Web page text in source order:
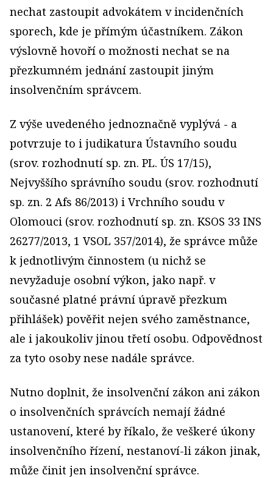
nechat zastoupit advokátem v incidenčních
sporech, kde je přímým účastníkem. Zákon
výslovně hovoří o možnosti nechat se na
přezkumném jednání zastoupit jiným
insolvenčním správcem.
Z výše uvedeného jednoznačně vyplývá - a
potvrzuje to i judikatura Ústavního soudu
(srov. rozhodnutí sp. zn. PL. ÚS 17/15),
Nejvyššího správního soudu (srov. rozhodnutí
sp. zn. 2 Afs 86/2013) i Vrchního soudu v
Olomouci (srov. rozhodnutí sp. zn. KSOS 33 INS
26277/2013, 1 VSOL 357/2014), že správce může
k jednotlivým činnostem (u nichž se
nevyžaduje osobní výkon, jako např. v
současné platné právní úpravě přezkum
přihlášek) pověřit nejen svého zaměstnance,
ale i jakoukoliv jinou třetí osobu. Odpovědnost
za tyto osoby nese nadále správce.
Nutno doplnit, že insolvenční zákon ani zákon
o insolvenčních správcích nemají žádné
ustanovení, které by říkalo, že veškeré úkony
insolvenčního řízení, nestanoví-li zákon jinak,
může činit jen insolvenční správce.